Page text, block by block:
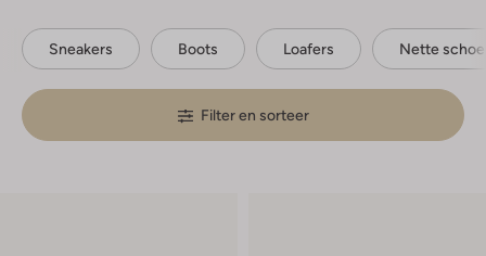
Sneakers Boots Loafers Nette
Filter en sorteer